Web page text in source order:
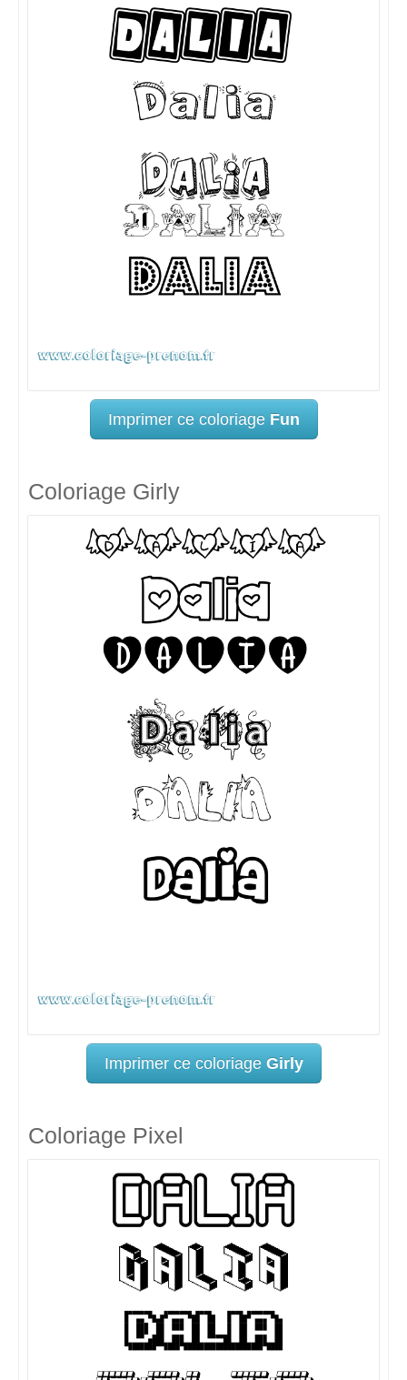
Imprimer ce coloriage Fun
Coloriage Girly
Imprimer ce coloriage Girly
Coloriage Pixel